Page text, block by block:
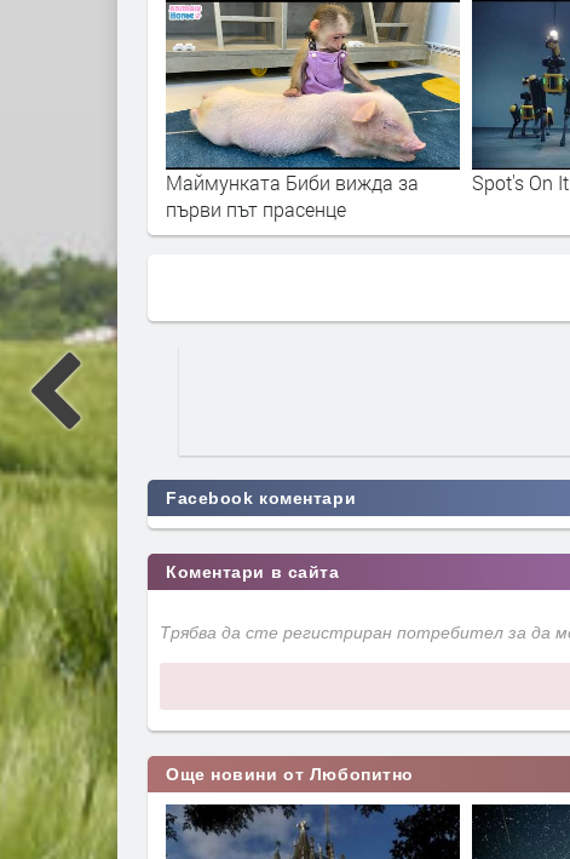
Маймунката Биби вижда за
първи път прасенце
Spot's On It
Facebook коментари
Коментари в сайта
Трябва да сте регистриран потребител за
Още новини от Любопитно